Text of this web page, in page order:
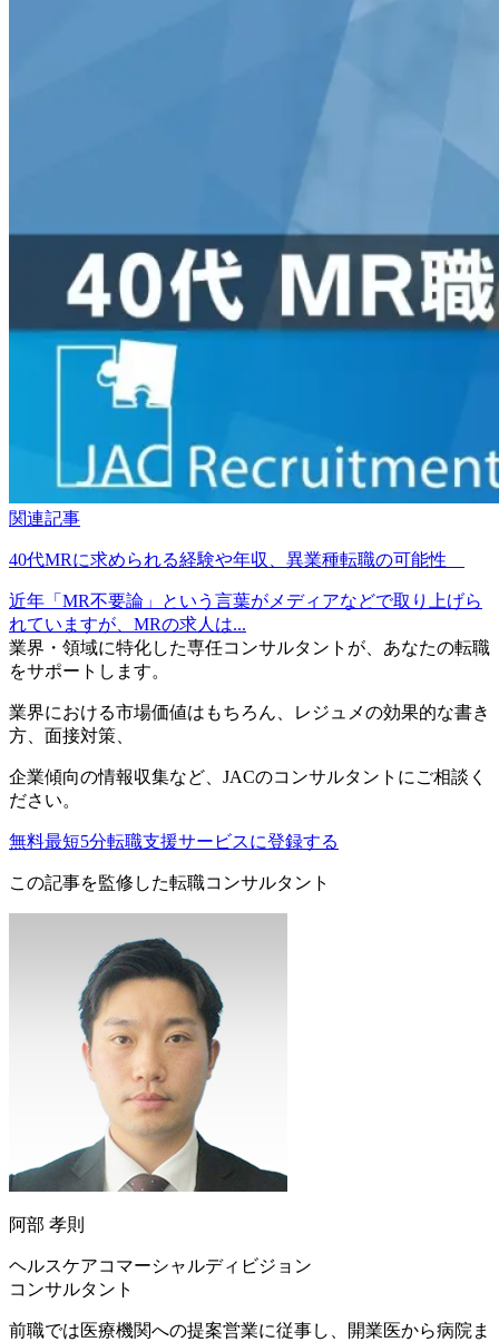
関連記事
40代MRに求められる経験や年収、異業種転職の可能性
近年「MR不要論」という言葉がメディアなどで取り上げら
れていますが、MRの求人は...
業界・領域に特化した専任コンサルタントが、 あなたの転職
をサポートします。
業界における市場価値はもちろん、
レジュメの効果的な書き
方
面接対策
企業傾向の情報収集など、 JACのコンサルタントにご相談く
ださい。
無料最短5分転職支援サービスに登録する
この記事を監修した転職コンサルタント
阿部 孝則
ヘルスケアコマーシャルディビジョン
コンサルタント
前職では医療機関への提案営業に従事し、開業医から病院ま